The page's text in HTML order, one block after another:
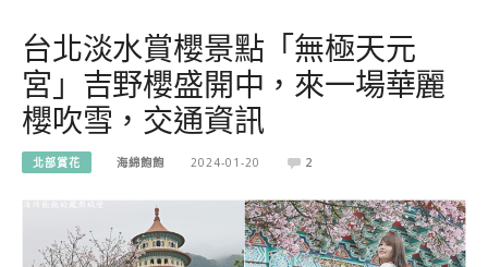
台北淡水賞櫻景點「無極天元
宮」吉野櫻盛開中，來一場華麗
櫻吹雪，交通資訊
北部賞花 海綿飽飽 2024-01-20 2